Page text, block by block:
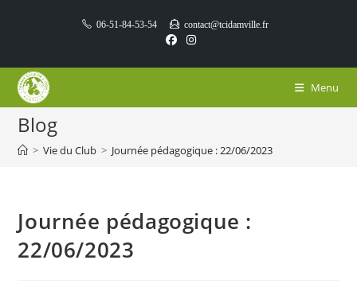
06-51-84-53-54 contact@tcidamville.fr
Menu
Blog
> Vie du Club > Journée pédagogique : 22/06/2023
Journée pédagogique :
22/06/2023